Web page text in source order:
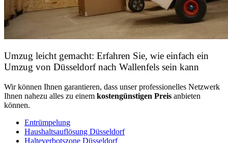
Umzug leicht gemacht: Erfahren Sie, wie einfach ein
Umzug von Düsseldorf nach Wallenfels sein kann
Wir können Ihnen garantieren, dass unser professionelles Netzwerk
Ihnen nahezu alles zu einem kostengünstigen Preis anbieten
können.
Entrümpelung
Haushaltsauflösung Düsseldorf
Halteverbotszone Düsseldorf